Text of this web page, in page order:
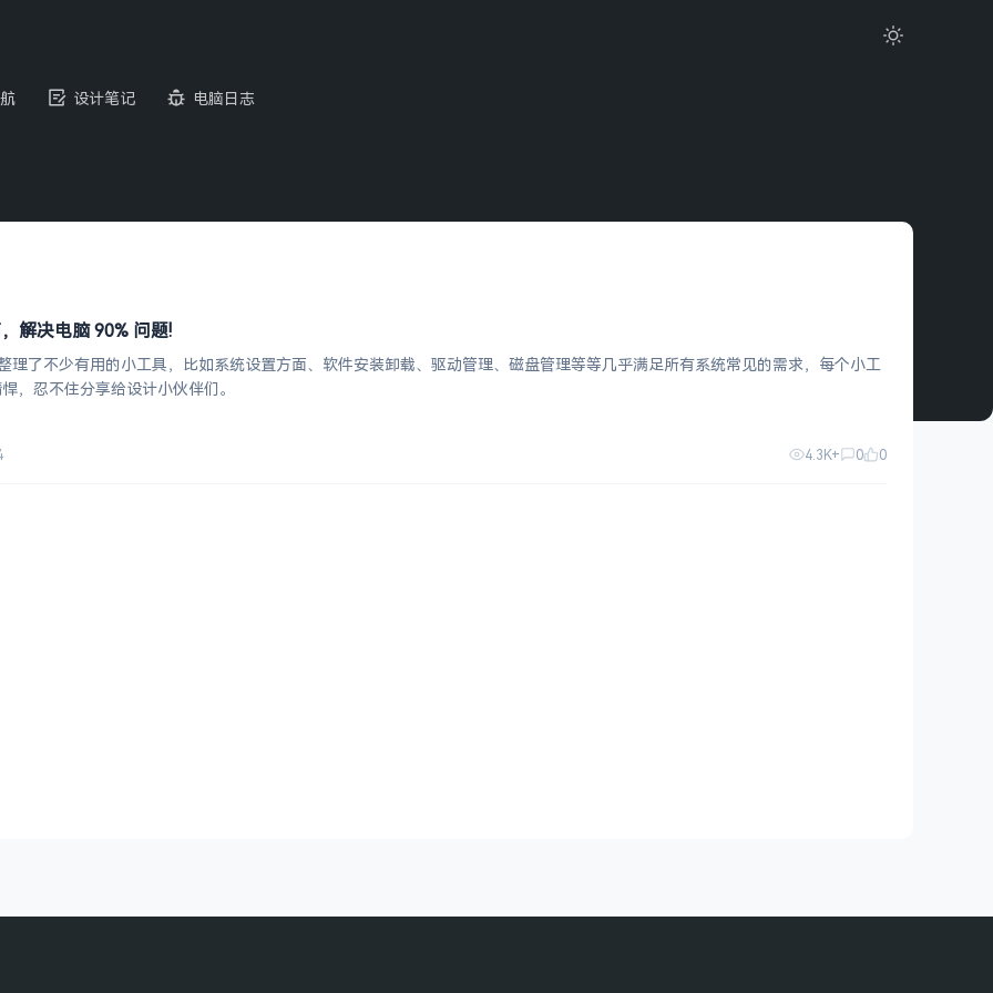
设计笔记 电脑日志
解决电脑 90% 问题!
理了不少有用的小工具，比如系统设置方面、软件安装卸载、驱动管理、磁盘管理等等几乎满足所有系统常见的需求，每个小工
，忍不住分享给设计小伙伴们。
4.3K+ 0 0